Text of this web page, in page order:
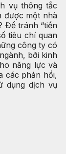
vụ thông tắc
được một nhà
Để tránh “tiền
tiêu chí quan
công ty có
bởi kinh
năng lực và
các phản hồi,
dụng dịch vụ